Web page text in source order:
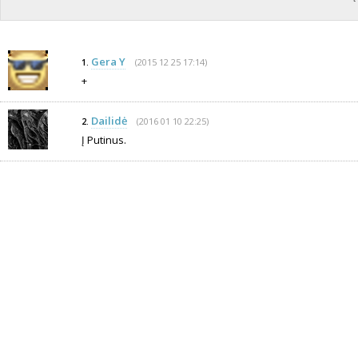
1. Gera Y (2015 12 25 17:14)
+
2. Dailidė (2016 01 10 22:25)
Į Putinus.